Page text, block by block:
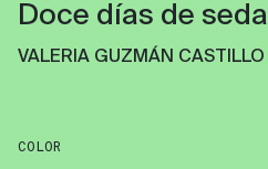
Doce días de seda
VALERIA GUZMÁN CASTILLO
COLOR